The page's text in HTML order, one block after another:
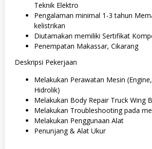
Teknik Elektro
Pengalaman minimal 1-3 tahun
kelistrikan
Diutamakan memiliki Sertifikat
Penempatan Makassar, Cikarang
Deskripsi Pekerjaan
Melakukan Perawatan Mesin
Hidrolik)
Melakukan Body Repair Truck Wing
Melakukan Troubleshooting pada
Melakukan Penggunaan Alat
Penunjang & Alat Ukur